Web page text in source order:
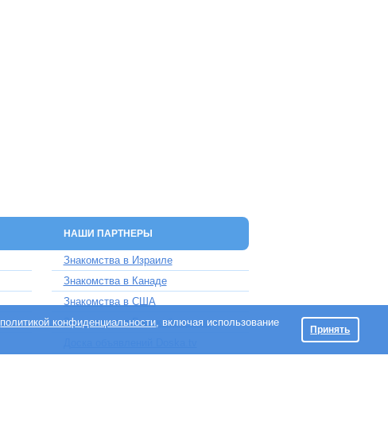
НАШИ ПАРТНЕРЫ
Знакомства в Израиле
Знакомства в Канаде
Знакомства в США
Знакомства в Великобритании
политикой конфиденциальности, включая использование
Принять